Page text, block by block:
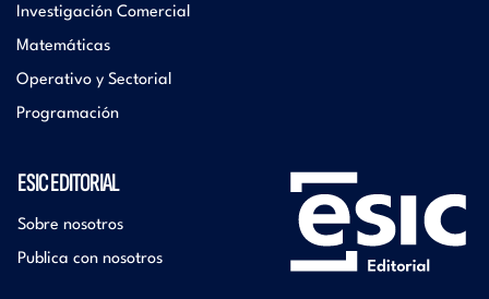
Investigación Comercial
Matemáticas
Operativo y Sectorial
Programación
ESIC EDITORIAL
Sobre nosotros
Publica con nosotros